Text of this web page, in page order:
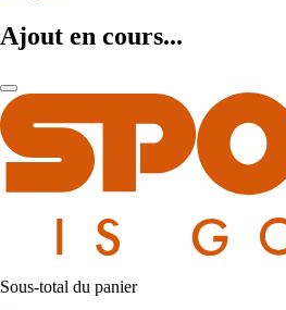
Ajout en cours...
Sous-total du panier